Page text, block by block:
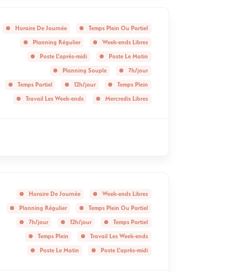
Horaire De Journée
Temps Plein Ou Partiel
Planning Régulier
Week-ends Libres
Poste L'après-midi
Poste Le Matin
Planning Souple
7h/jour
Temps Partiel
12h/jour
Temps Plein
Travail Les Week-ends
Mercredis Libres
Horaire De Journée
Week-ends Libres
Planning Régulier
Temps Plein Ou Partiel
7h/jour
12h/jour
Temps Partiel
Temps Plein
Travail Les Week-ends
Poste Le Matin
Poste L'après-midi